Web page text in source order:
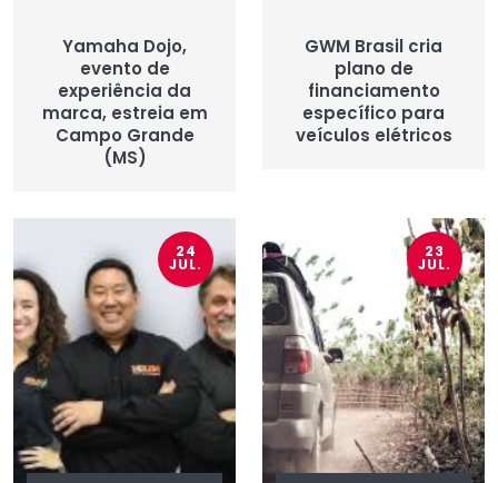
Yamaha Dojo,
evento de
experiência da
marca, estreia em
Campo Grande
(MS)
GWM Brasil cria
plano de
financiamento
específico para
veículos elétricos
24
JUL.
23
JUL.